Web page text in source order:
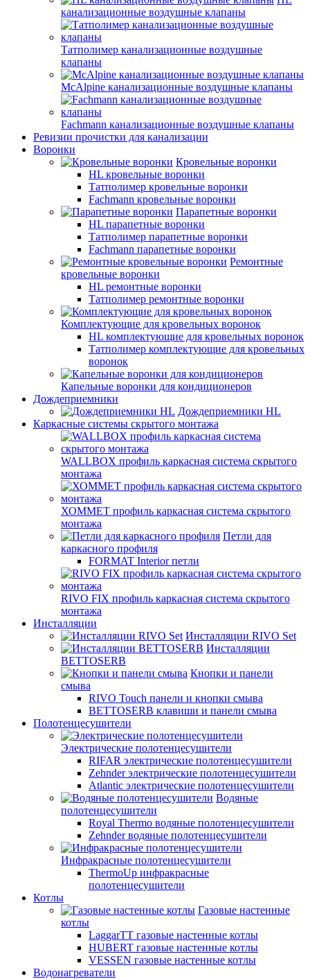
канализационные воздушные клапаны
Татполимер канализационные воздушные
клапаны
McAlpine канализационные воздушные клапаны
Fachmann канализационные воздушные клапаны
Ревизии прочистки для канализации
Воронки
Кровельные воронки
HL кровельные воронки
Татполимер кровельные воронки
Fachmann кровельные воронки
Парапетные воронки
HL парапетные воронки
Татполимер парапетные воронки
Fachmann парапетные воронки
Ремонтные
кровельные воронки
HL ремонтные воронки
Татполимер ремонтные воронки
Комплектующие для кровельных воронок
HL комплектующие для кровельных воронок
Татполимер комплектующие для кровельных
воронок
Капельные воронки для кондиционеров
Дождеприемники
Дождеприемники HL
Каркасные системы скрытого монтажа
WALLBOX профиль каркасная система скрытого
монтажа
ХОММЕТ профиль каркасная система скрытого
монтажа
Петли для
каркасного профиля
FORMAT Interior петли
RIVO FIX профиль каркасная система скрытого
монтажа
Инсталляции
Инсталляции RIVO Set
Инсталляции
BETTOSERB
Кнопки и панели
смыва
RIVO Touch панели и кнопки смыва
BETTOSERB клавиши и панели смыва
Полотенцесушители
Электрические полотенцесушители
RIFAR электрические полотенцесушители
Zehnder электрические полотенцесушители
Atlantic электрические полотенцесушители
Водяные
полотенцесушители
Royal Thermo водяные полотенцесушители
Zehnder водяные полотенцесушители
Инфракрасные полотенцесушители
ThermoUp инфракрасные
полотенцесушители
Котлы
Газовые настенные
котлы
LaggarTT газовые настенные котлы
HUBERT газовые настенные котлы
VESSEN газовые настенные котлы
Водонагреватели